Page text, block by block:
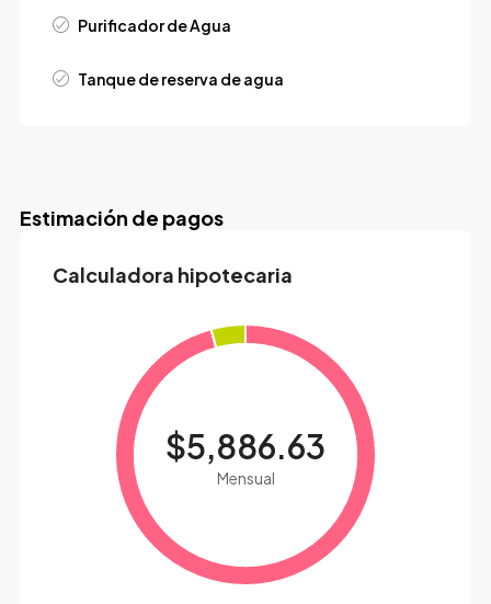
Purificador de Agua
Tanque de reserva de agua
Estimación de pagos
Calculadora hipotecaria
$5,886.63
Mensual